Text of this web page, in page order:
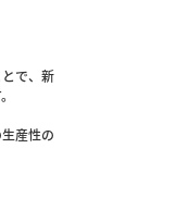
で、新
産性の